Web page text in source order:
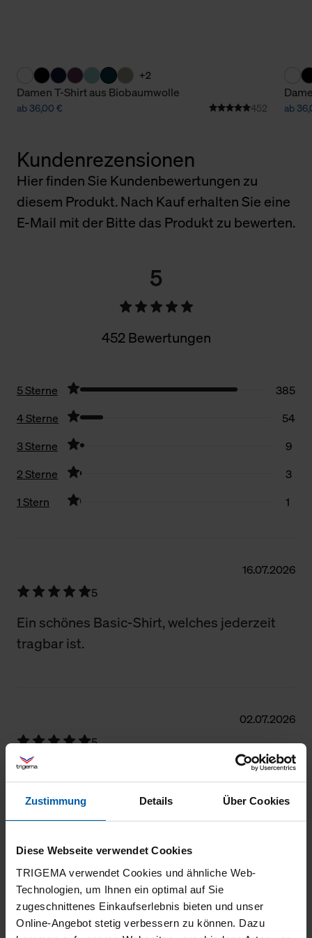
Zustimmung Details Über Cookies
Diese Webseite verwendet Cookies
TRIGEMA verwendet Cookies und ähnliche Web-
Technologien, um Ihnen ein optimal auf Sie
zugeschnittenes Einkaufserlebnis bieten und unser
Online-Angebot stetig verbessern zu können. Dazu
+2
Damen T-Shirt aus Biobaumwolle
ab 36,00 € 452 ab
Kundenrezensionen
Hier finden Sie Kundenbewertungen zu
diesem Produkt. Nach Kauf erhalten Sie eine
E-Mail mit der Bitte das Produkt zu bewerten.
5
452 Bewertungen
5 Sterne
385
4 Sterne
54
3 Sterne
9
2 Sterne
3
1 Stern
1
16.07.2026
5
Ein schönes Basic-Shirt, welches jederzeit
tragbar ist.
02.07.2026
5
Alles Bestens
5
sehr gute Qualität